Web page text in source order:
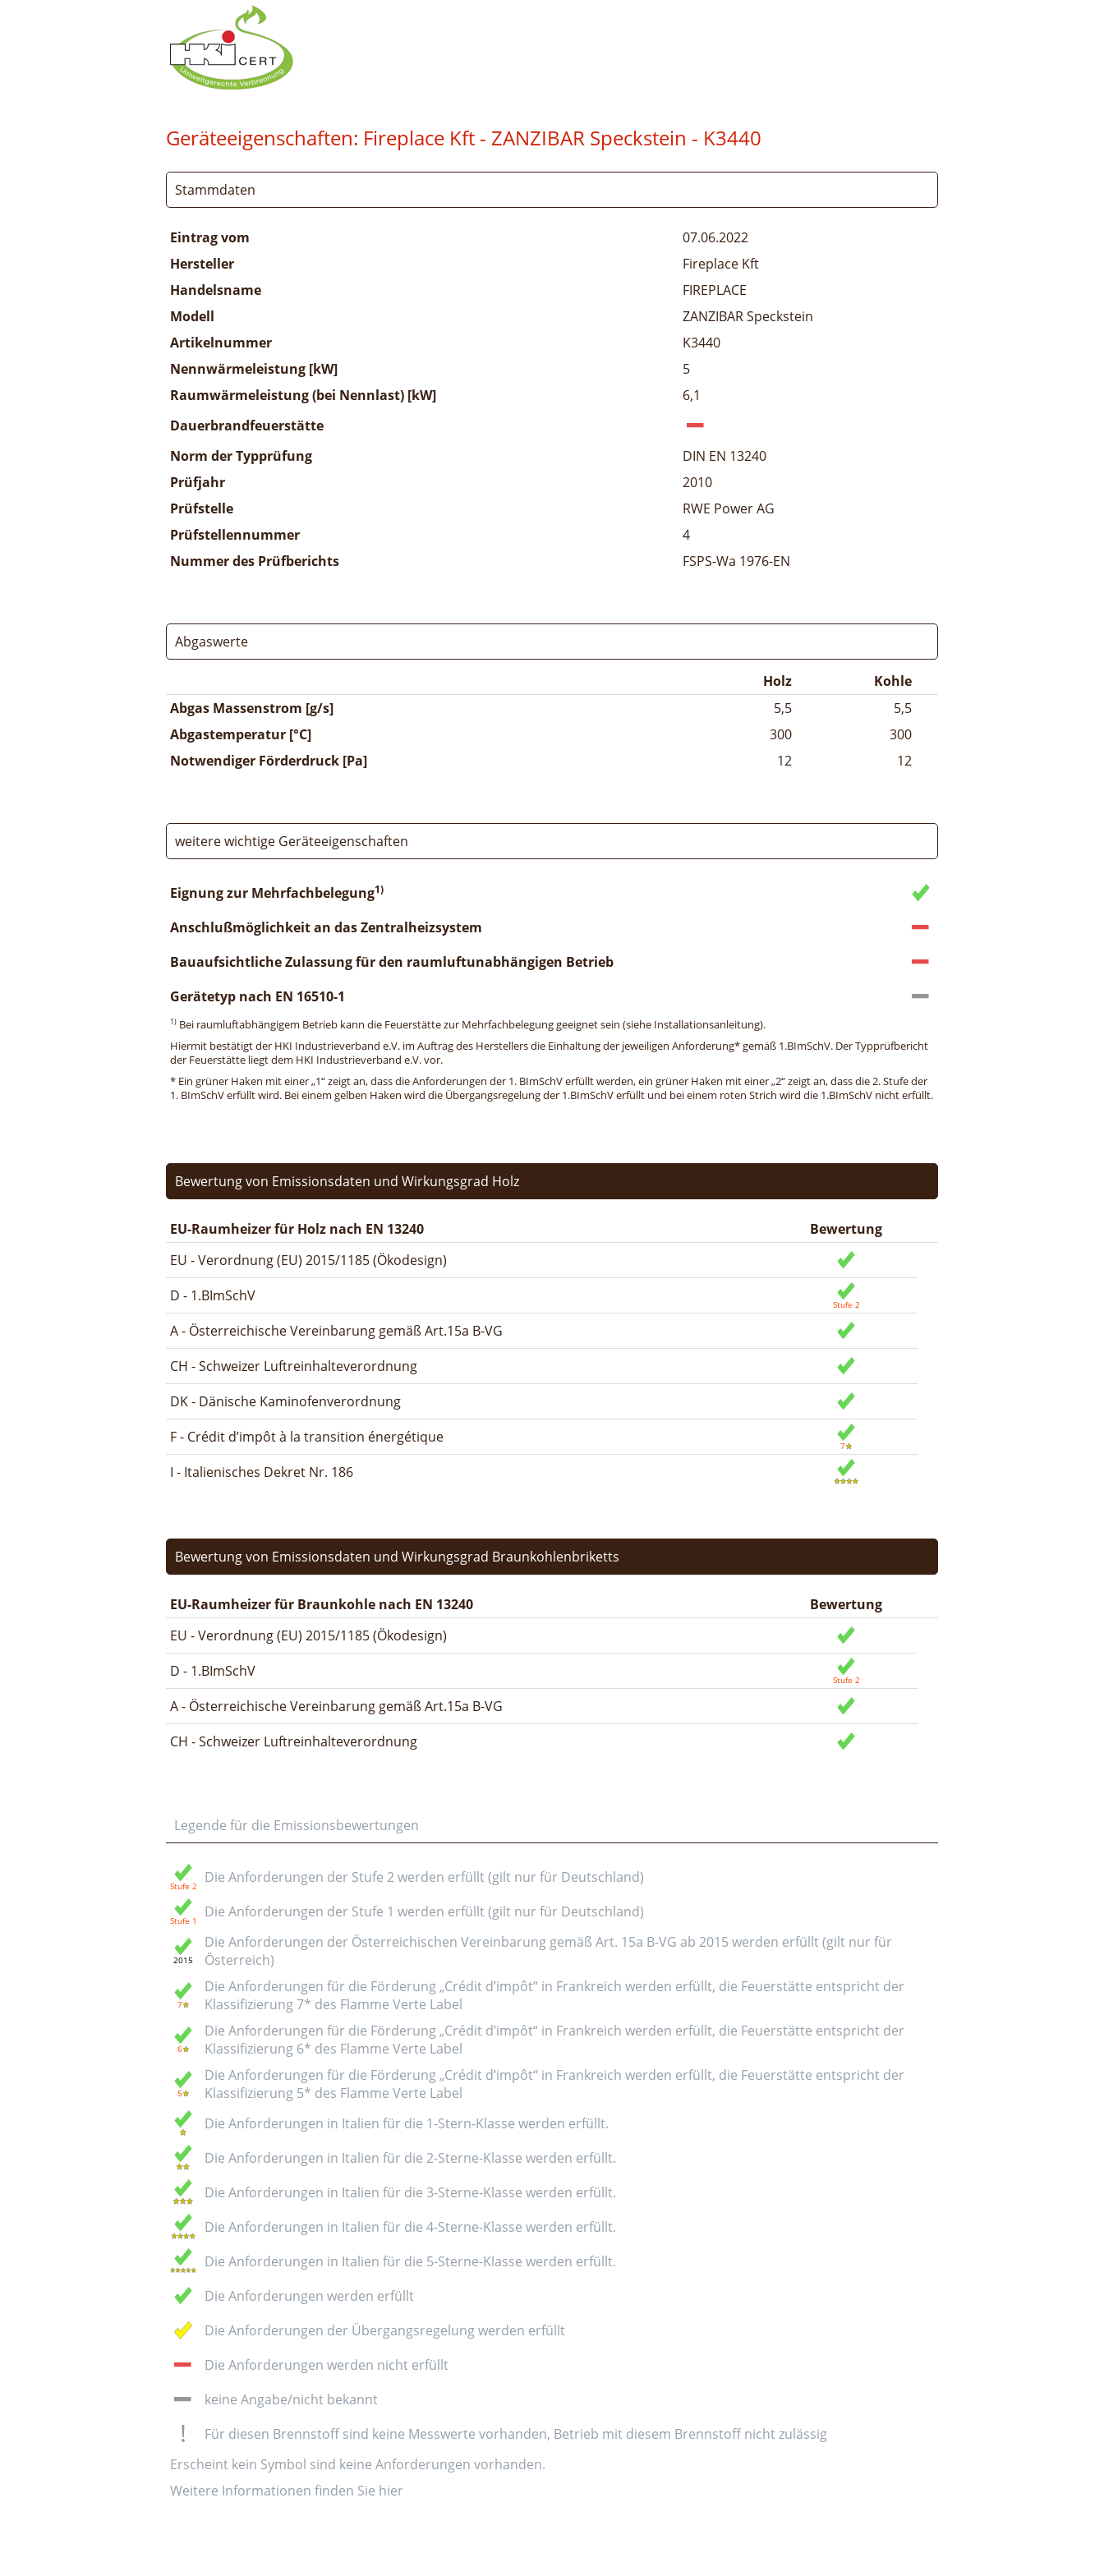
Geräteeigenschaften: Fireplace Kft - ZANZIBAR Speckstein - K3440
Stammdaten
Eintrag vom
07.06.2022
Hersteller
Fireplace Kft
Handelsname
FIREPLACE
Modell
ZANZIBAR Speckstein
Artikelnummer
K3440
Nennwärmeleistung [kW]
5
Raumwärmeleistung (bei Nennlast) [kW]
6,1
Dauerbrandfeuerstätte
Norm der Typprüfung
DIN EN 13240
Prüfjahr
2010
Prüfstelle
RWE Power AG
Prüfstellennummer
4
Nummer des Prüfberichts
FSPS-Wa 1976-EN
Abgaswerte
Holz
Kohle
Abgas Massenstrom [g/s]
5,5
5,5
Abgastemperatur [°C]
300
300
Notwendiger Förderdruck [Pa]
12 12
weitere wichtige Geräteeigenschaften
Eignung zur Mehrfachbelegung1)
Anschlußmöglichkeit an das Zentralheizsystem
Bauaufsichtliche Zulassung für den raumluftunabhängigen Betrieb
Gerätetyp nach EN 16510-1
1) Bei raumluftabhängigem Betrieb kann die Feuerstätte zur Mehrfachbelegung geeignet sein (siehe Installationsanleitung).
Hiermit bestätigt der HKI Industrieverband e.V. im Auftrag des Herstellers die Einhaltung der jeweiligen Anforderung* gemäß 1.BImSchV. Der Typprüfbericht
der Feuerstätte liegt dem HKI Industrieverband e.V. vor.
* Ein grüner Haken mit einer „1“ zeigt an, dass die Anforderungen der 1. BImSchV erfüllt werden, ein grüner Haken mit einer „2“ zeigt an, dass die 2. Stufe der
1. BImSchV erfüllt wird. Bei einem gelben Haken wird die Übergangsregelung der 1.BImSchV erfüllt und bei einem roten Strich wird die 1.BImSchV nicht erfüllt.
Bewertung von Emissionsdaten und Wirkungsgrad Holz
EU-Raumheizer für Holz nach EN 13240
Bewertung
EU - Verordnung (EU) 2015/1185 (Ökodesign)
D - 1.BImSchV
A - Österreichische Vereinbarung gemäß Art.15a B-VG
CH - Schweizer Luftreinhalteverordnung
DK - Dänische Kaminofenverordnung
F - Crédit d’impôt à la transition énergétique
I - Italienisches Dekret Nr. 186
Bewertung von Emissionsdaten und Wirkungsgrad Braunkohlenbriketts
EU-Raumheizer für Braunkohle nach EN 13240
Bewertung
EU - Verordnung (EU) 2015/1185 (Ökodesign)
D - 1.BImSchV
A - Österreichische Vereinbarung gemäß Art.15a B-VG
CH - Schweizer Luftreinhalteverordnung
Legende für die Emissionsbewertungen
Die Anforderungen der Stufe 2 werden erfüllt (gilt nur für Deutschland)
Die Anforderungen der Stufe 1 werden erfüllt (gilt nur für Deutschland)
Die Anforderungen der Österreichischen Vereinbarung gemäß Art. 15a B-VG ab 2015 werden erfüllt (gilt nur für
Österreich)
Die Anforderungen für die Förderung „Crédit d’impôt“ in Frankreich werden erfüllt, die Feuerstätte entspricht der
Klassifizierung 7* des Flamme Verte Label
Die Anforderungen für die Förderung „Crédit d’impôt“ in Frankreich werden erfüllt, die Feuerstätte entspricht der
Klassifizierung 6* des Flamme Verte Label
Die Anforderungen für die Förderung „Crédit d’impôt“ in Frankreich werden erfüllt, die Feuerstätte entspricht der
Klassifizierung 5* des Flamme Verte Label
Die Anforderungen in Italien für die 1-Stern-Klasse werden erfüllt.
Die Anforderungen in Italien für die 2-Sterne-Klasse werden erfüllt.
Die Anforderungen in Italien für die 3-Sterne-Klasse werden erfüllt.
Die Anforderungen in Italien für die 4-Sterne-Klasse werden erfüllt.
Die Anforderungen in Italien für die 5-Sterne-Klasse werden erfüllt.
Die Anforderungen werden erfüllt
Die Anforderungen der Übergangsregelung werden erfüllt
Die Anforderungen werden nicht erfüllt
keine Angabe/nicht bekannt
Für diesen Brennstoff sind keine Messwerte vorhanden, Betrieb mit diesem Brennstoff nicht zulässig
Erscheint kein Symbol sind keine Anforderungen vorhanden.
Weitere Informationen finden Sie hier